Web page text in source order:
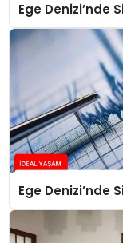
Ege Denizi’nde
Ege Denizi’nde